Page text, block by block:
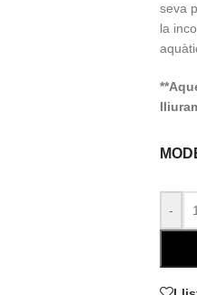
seva
la
-